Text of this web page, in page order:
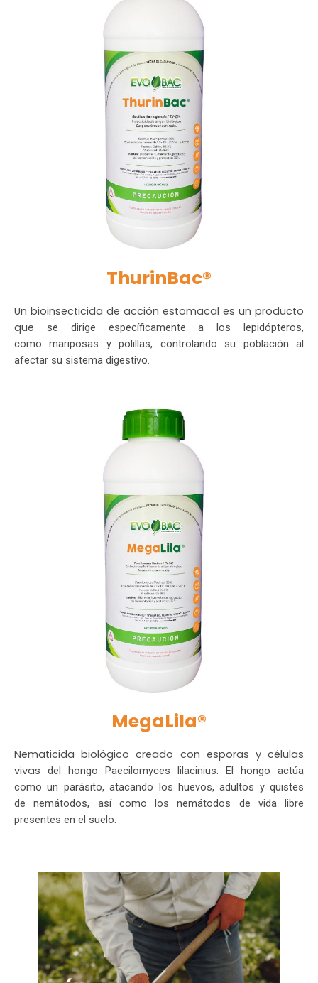
ThurinBac®
Un bioinsecticida de acción estomacal es un producto
que
se dirige específicamente a los lepidópteros,
comomariposas y polillas, controlando su población al
afectar su sistema digestivo.
MegaLila®
Nematicida biológico creado con esporas y células
vivas del hongo Paecilomyces lilacinius. El hongo actúa
como un parásito, atacando los huevos, adultos y quistes
denemátodos, así como los nemátodos de vida libre
presentes en el suelo.